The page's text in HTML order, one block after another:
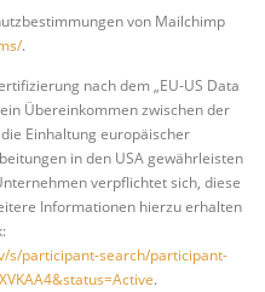
von Mailchimp
.
nach dem „EU-US Data
Übereinkommen zwischen der
Einhaltung europäischer
in den USA gewährleisten
verpflichtet sich, diese
Informationen hierzu erhalten
s/participant-search/participant-
.